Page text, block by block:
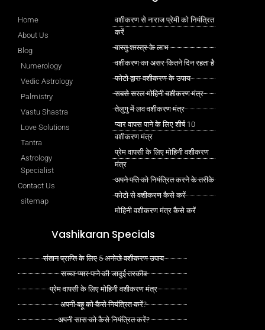
Home
About Us
Blog
Numerology
Vedic Astrology
Palmistry
Vastu Shastra
Love Solutions
Tantra
Astrology
Specialist
Contact Us
sitemap
वशीकरण से नाराज प्रेमी को नियंत्रित
करें
वास्तु शास्त्र के लाभ
वशीकरण का असर कितने दिन रहता है
फोटो द्वारा वशीकरण के उपाय
सबसे सरल मोहिनी वशीकरण मंत्र
तेलुगु में लव वशीकरण मंत्र
प्यार वापस पाने के लिए शीर्ष 10
वशीकरण मंत्र
प्रेम वापसी के लिए मोहिनी वशीकरण
मंत्र
अपने पति को नियंत्रित करने के तरीके
फोटो से वशीकरण कैसे करें
मोहिनी वशीकरण मंत्र कैसे करें
Vashikaran Specials
संतान प्राप्ति के लिए 5 अनोखे वशीकरण उपाय
सच्चा प्यार पाने की जादुई तरकीब
प्रेम वापसी के लिए मोहिनी वशीकरण मंत्र
अपनी बहू को कैसे नियंत्रित करें?
अपनी सास को कैसे नियंत्रित करें?